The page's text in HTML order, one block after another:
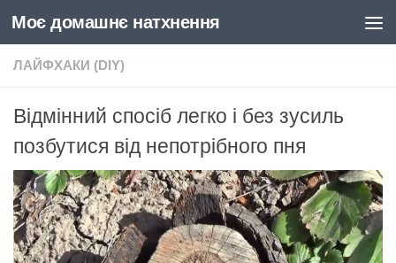
Skip to content
Моє домашнє натхнення
ЛАЙФХАКИ (DIY)
Відмінний спосіб легко і без зусиль
позбутися від непотрібного пня